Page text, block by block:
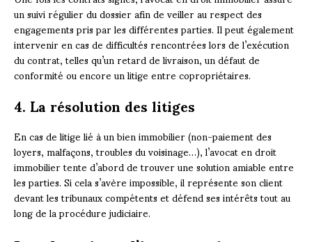
un suivi régulier du dossier afin de veiller au respect des
engagements pris par les différentes parties. Il peut également
intervenir en cas de difficultés rencontrées lors de l’exécution
du contrat, telles qu’un retard de livraison, un défaut de
conformité ou encore un litige entre copropriétaires.
4. La résolution des litiges
En cas de litige lié à un bien immobilier (non-paiement des
loyers, malfaçons, troubles du voisinage…), l’avocat en droit
immobilier tente d’abord de trouver une solution amiable entre
les parties. Si cela s’avère impossible, il représente son client
devant les tribunaux compétents et défend ses intérêts tout au
long de la procédure judiciaire.